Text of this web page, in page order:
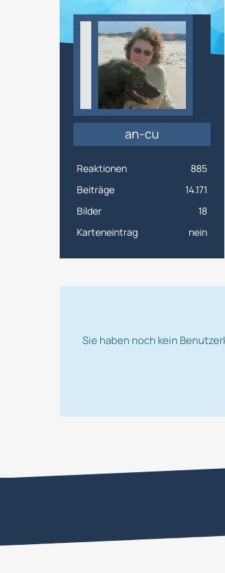
an-cu
Reaktionen
885
Beiträge
14.171
Bilder
18
Karteneintrag
nein
Sie haben noch kein